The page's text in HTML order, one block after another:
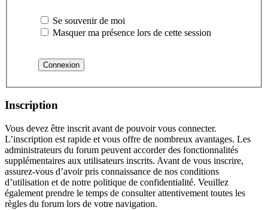
Se souvenir de moi
Masquer ma présence lors de cette session
Inscription
Vous devez être inscrit avant de pouvoir vous connecter.
L’inscription est rapide et vous offre de nombreux avantages. Les
administrateurs du forum peuvent accorder des fonctionnalités
supplémentaires aux utilisateurs inscrits. Avant de vous inscrire,
assurez-vous d’avoir pris connaissance de nos conditions
d’utilisation et de notre politique de confidentialité. Veuillez
également prendre le temps de consulter attentivement toutes les
règles du forum lors de votre navigation.